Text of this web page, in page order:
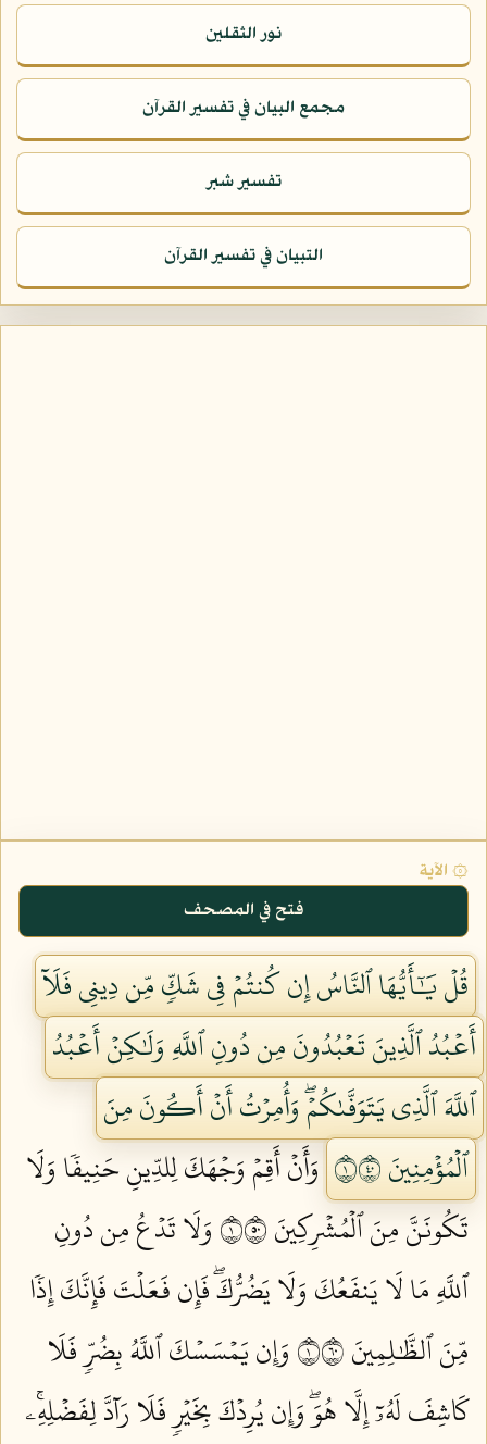
نور الثقلين
مجمع البيان في تفسير القرآن
تفسير شبر
التبيان في تفسير القرآن
۞ الآية
فتح في المصحف
قُلۡ يَٰٓأَيُّهَا ٱلنَّاسُ إِن كُنتُمۡ فِي شَكّٖ مِّن دِينِي فَلَآ
أَعۡبُدُ ٱلَّذِينَ تَعۡبُدُونَ مِن دُونِ ٱللَّهِ وَلَٰكِنۡ أَعۡبُدُ
ٱللَّهَ ٱلَّذِي يَتَوَفَّىٰكُمۡۖ وَأُمِرۡتُ أَنۡ أَكُونَ مِنَ
ٱلۡمُؤۡمِنِينَ ١٠٤
وَأَنۡ أَقِمۡ وَجۡهَكَ لِلدِّينِ حَنِيفٗا وَلَا
تَكُونَنَّ مِنَ ٱلۡمُشۡرِكِينَ ١٠٥
وَلَا تَدۡعُ مِن دُونِ
ٱللَّهِ مَا لَا يَنفَعُكَ وَلَا يَضُرُّكَۖ فَإِن فَعَلۡتَ فَإِنَّكَ إِذٗا
مِّنَ ٱلظَّٰلِمِينَ ١٠٦
وَإِن يَمۡسَسۡكَ ٱللَّهُ بِضُرّٖ فَلَا
كَاشِفَ لَهُۥٓ إِلَّا هُوَۖ وَإِن يُرِدۡكَ بِخَيۡرٖ فَلَا رَآدَّ لِفَضۡلِهِۦۚ